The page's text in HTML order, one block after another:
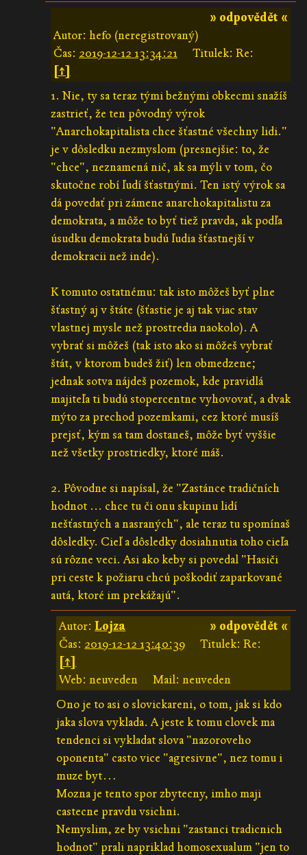
» odpovědět «
Autor: hefo (neregistrovaný)
Čas: 2019-12-12 13:34:21
Titulek: Re:
[↑]
1. Nie, ty sa teraz tými bežnými obkecmi snažíš
zastrieť, že ten pôvodný výrok
"Anarchokapitalista chce šťastné všechny lidi."
je v dôsledku nezmyslom (presnejšie: to, že
"chce", neznamená nič, ak sa mýli v tom, čo
skutočne robí ľudí šťastnými. Ten istý výrok sa
dá povedať pri zámene anarchokapitalistu za
demokrata, a môže to byť tiež pravda, ak podľa
úsudku demokrata budú ľudia šťastnejší v
demokracii než inde).
K tomuto ostatnému: tak isto môžeš byť plne
šťastný aj v štáte (šťastie je aj tak viac stav
vlastnej mysle než prostredia naokolo). A
vybrať si môžeš (tak isto ako si môžeš vybrať
štát, v ktorom budeš žiť) len obmedzene;
jednak sotva nájdeš pozemok, kde pravidlá
majiteľa ti budú stopercentne vyhovovať, a dvak
mýto za prechod pozemkami, cez ktoré musíš
prejsť, kým sa tam dostaneš, môže byť vyššie
než všetky prostriedky, ktoré máš.
2. Pôvodne si napísal, že "Zastánce tradičních
hodnot ... chce tu či onu skupinu lidí
nešťastných a nasraných", ale teraz tu spomínaš
dôsledky. Cieľ a dôsledky dosiahnutia toho cieľa
sú rôzne veci. Asi ako keby si povedal "Hasiči
pri ceste k požiaru chcú poškodiť zaparkované
autá, ktoré im prekážajú".
» odpovědět «
Autor:Lojza
Čas: 2019-12-12 13:40:39
Titulek: Re:
[↑]
Web: neuveden
Mail: neuveden
Ono je to asi o slovickareni, o tom, jak si kdo
jaka slova vyklada. A jeste k tomu clovek ma
tendenci si vykladat slova "nazoroveho
oponenta" casto vice "agresivne", nez tomu i
muze byt…
Mozna je tento spor zbytecny, imho maji
castecne pravdu vsichni.
Nemyslim, ze by vsichni "zastanci tradicnich
hodnot" prali napriklad homosexualum "jen to